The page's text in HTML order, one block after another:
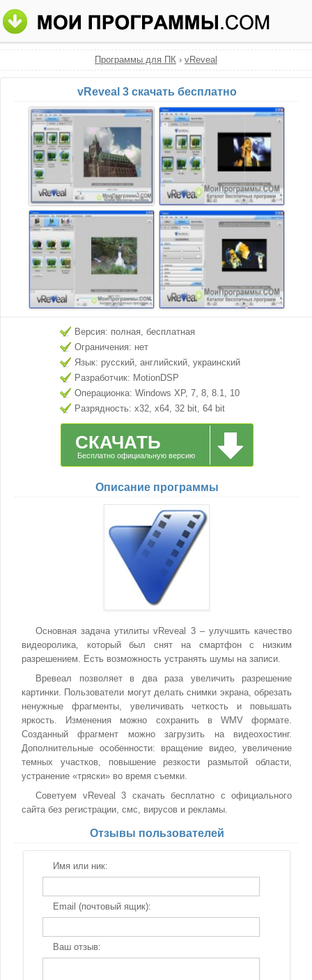
Программы для ПК › vReveal
vReveal 3 скачать бесплатно
Версия: полная, бесплатная
Ограничения: нет
Язык: русский, английский, украинский
Разработчик: MotionDSP
Операционка: Windows XP, 7, 8, 8.1, 10
Разрядность: x32, x64, 32 bit, 64 bit
СКАЧАТЬ
Бесплатно официальную версию
Описание программы
Основная задача утилиты vReveal 3 – улучшить качество
видеоролика, который был снят на смартфон с низким
разрешением. Есть возможность устранять шумы на записи.
Вревеал позволяет в два раза увеличить разрешение
картинки. Пользователи могут делать снимки экрана, обрезать
ненужные фрагменты, увеличивать четкость и повышать
яркость. Изменения можно сохранить в WMV формате.
Созданный фрагмент можно загрузить на видеохостинг.
Дополнительные особенности: вращение видео, увеличение
темных участков, повышение резкости размытой области,
устранение «тряски» во время съемки.
Советуем vReveal 3 скачать бесплатно с официального
сайта без регистрации, смс, вирусов и рекламы.
Отзывы пользователей
Имя или ник:
Email (почтовый ящик):
Ваш отзыв: